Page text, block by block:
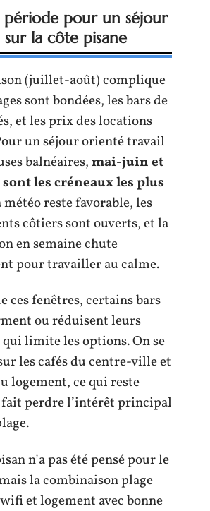
pour un séjour
la côte pisane
(juillet-août) complique
sont bondées, les bars de
et les prix des locations
un séjour orienté travail
balnéaires,mai-juin et
les créneaux les plus
météo reste favorable, les
côtiers sont ouverts, et la
en semaine chute
pour travailler au calme.
ces fenêtres, certains bars
ou réduisent leurs
limite les options. On se
les cafés du centre-ville et
logement, ce qui reste
perdre l’intérêt principal
n’a pas été pensé pour le
la combinaison plage
et logement avec bonne